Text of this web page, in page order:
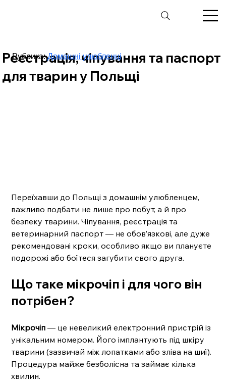
Реєстрація, чіпування та паспорт
для тварин у Польщі
Переїхавши до Польщі з домашнім улюбленцем,
важливо подбати не лише про побут, а й про
безпеку тварини. Чіпування, реєстрація та
ветеринарний паспорт — не обов’язкові, але дуже
рекомендовані кроки, особливо якщо ви плануєте
подорожі або боїтеся загубити свого друга.
Що таке мікрочіп і для чого він
потрібен?
Мікрочіп — це невеликий електронний пристрій із
унікальним номером. Його імплантують під шкіру
тварини (зазвичай між лопатками або зліва на шиї).
Процедура майже безболісна та займає кілька
хвилин.
Рубрика:Домашні улюбленці